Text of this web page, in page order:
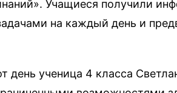
Учащиеся получили
на каждый день и
день ученица 4 класса